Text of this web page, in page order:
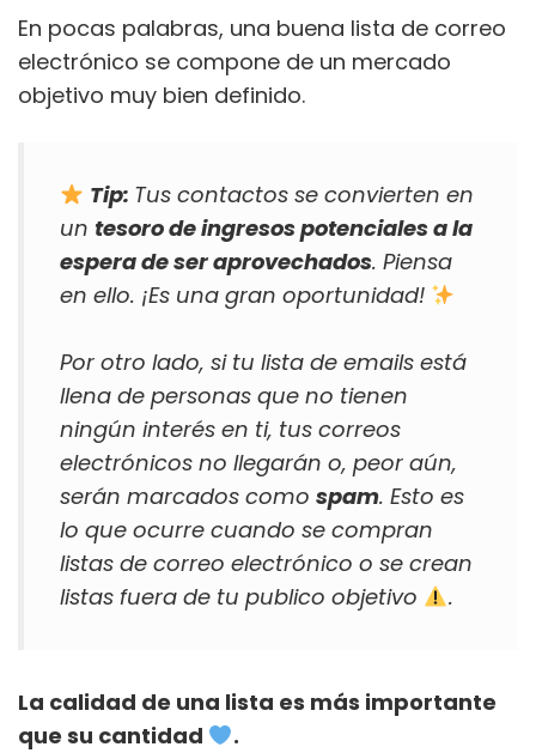
En pocas palabras, una buena lista de correo
electrónico se compone de un mercado
objetivo muy bien definido.
Tip: Tus contactos se convierten en
un tesoro de ingresos potenciales a la
espera de ser aprovechados. Piensa
en ello. ¡Es una gran oportunidad!
Por otro lado, si tu lista de emails está
llena de personas que no tienen
ningún interés en ti, tus correos
electrónicos no llegarán o, peor aún,
serán marcados como spam. Esto es
lo que ocurre cuando se compran
listas de correo electrónico o se crean
listas fuera de tu publico objetivo
.
La calidad de una lista es más importante
que su cantidad
.